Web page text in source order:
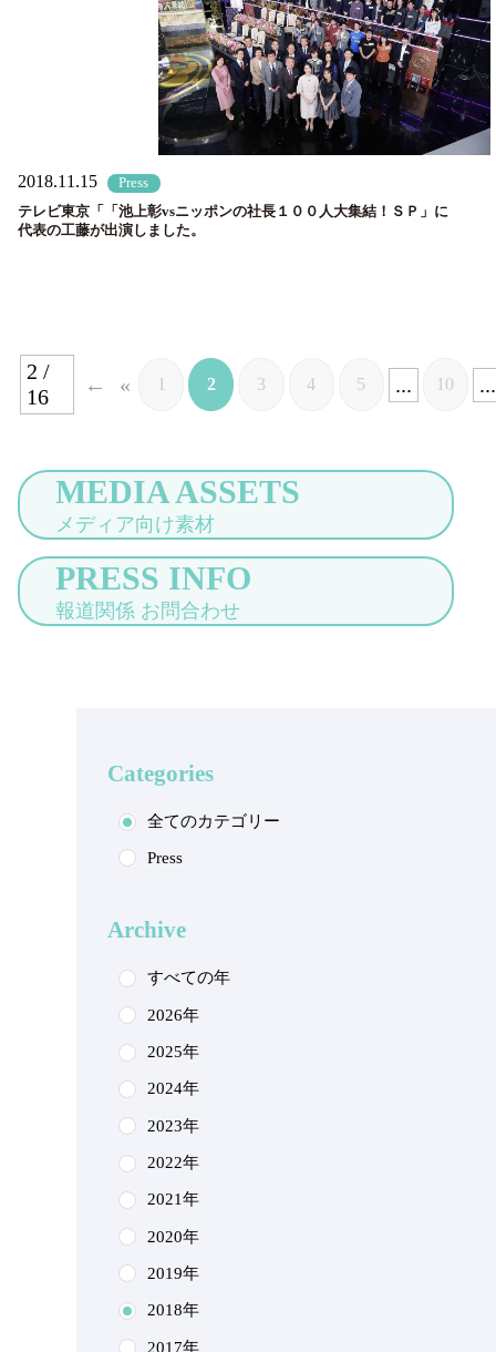
2018.11.15
Press
テレビ東京「「池上彰vsニッポンの社長１００人大集結！ＳＰ」に
代表の工藤が出演しました。
2 /
16
« 1 2 3 4 5 ... 10 ...
Categories
全てのカテゴリー
Press
Archive
すべての年
2026年
2025年
2024年
2023年
2022年
2021年
2020年
2019年
2018年
2017年
MEDIA ASSETS
メディア向け素材
PRESS INFO
報道関係 お問合わせ